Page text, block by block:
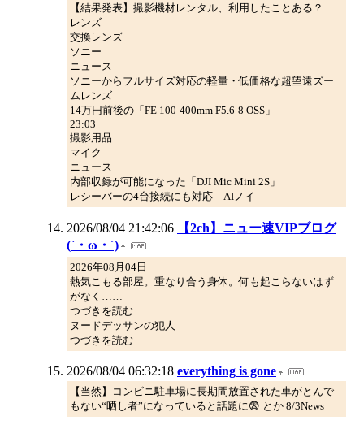
【結果発表】撮影機材レンタル、利用したことある？
レンズ
交換レンズ
ソニー
ニュース
ソニーからフルサイズ対応の軽量・低価格な超望遠ズー
ムレンズ
14万円前後の「FE 100-400mm F5.6-8 OSS」
23:03
撮影用品
マイク
ニュース
内部収録が可能になった「DJI Mic Mini 2S」
レシーバーの4台接続にも対応 AIノイ
2026/08/04 21:42:06
【2ch】ニュー速VIPブログ
(`・ω・´)
2026年08月04日
熱気こもる部屋。重なり合う身体。何も起こらないはず
がなく……
つづきを読む
ヌードデッサンの犯人
つづきを読む
2026/08/04 06:32:18 everything is gone
【当然】コンビニ駐車場に長期間放置された車がとんで
もない“晒し者”になっていると話題に😨 とか 8/3News